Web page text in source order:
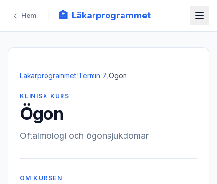
Hem 🏥 Läkarprogrammet
Läkarprogrammet/Termin 7/Ögon
KLINISK KURS
Ögon
Oftalmologi och ögonsjukdomar
OM KURSEN